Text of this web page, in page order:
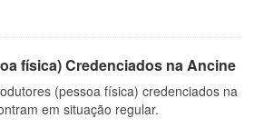
física) Credenciados na Ancine
(pessoa física) credenciados na
em situação regular.